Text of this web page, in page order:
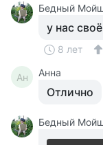
Бедный
у нас
8 лет
Ан Анна
Отлично
Бедный